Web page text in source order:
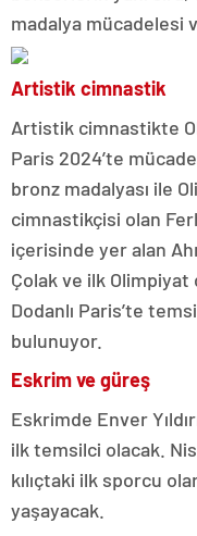
madalya mücadelesi
Artistik cimnastik
Artistik cimnastikte
Paris 2024’te
bronz madalyası ile
cimnastikçisi olan
içerisinde yer alan
Çolak ve ilk
Dodanlı Paris’te
bulunuyor.
Eskrim ve güreş
Eskrimde Enver
ilk temsilci olacak.
kılıçtaki ilk sporcu
yaşayacak.